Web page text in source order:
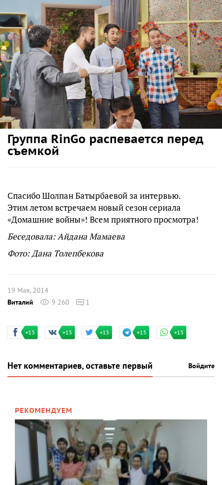
Группа RinGo распевается перед
съемкой
Спасибо Шолпан Батырбаевой за интервью.
Этим летом встречаем новый сезон сериала
«Домашние войны»! Всем приятного просмотра!
Беседовала: Айдана Мамаева
Фото: Дана Толепбекова
19 Мая, 2014
Виталий
9 260 1
+15 +15 +15 +15 +15
Нет комментариев, оставьте первый Войдите
РЕКОМЕНДУЕМ